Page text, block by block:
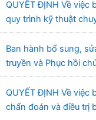
QUYẾT ĐỊNH Về việc
quy trình kỹ thuật
Ban hành bổ sung,
truyền và Phục hồi
QUYẾT ĐỊNH Về việc
chẩn đoán và điều trị